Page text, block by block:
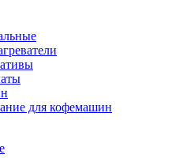
для кофемашин